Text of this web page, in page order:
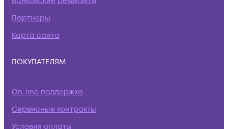
Партнеры
Карта сайта
ПОКУПАТЕЛЯМ
On-line поддержка
Сервисные контракты
Условия оплаты